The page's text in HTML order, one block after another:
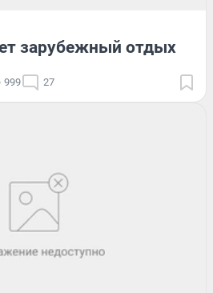
зарубежный отдых
999 27